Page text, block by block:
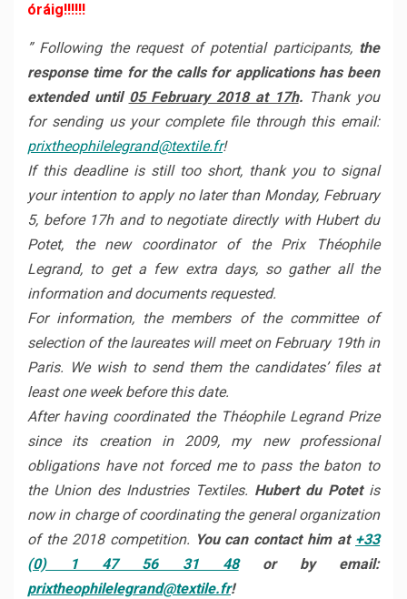
óráig!!!!!!
” Following the request of potential participants, the
response time for the calls for applications has been
extended until 05 February 2018 at 17h. Thank you
for sending us your complete file through this email:
prixtheophilelegrand@textile.fr!
If this deadline is still too short, thank you to signal
your intention to apply no later than Monday, February
5, before 17h and to negotiate directly with Hubert du
Potet, the new coordinator of the Prix Théophile
Legrand, to get a few extra days, so gather all the
information and documents requested.
For information, the members of the committee of
selection of the laureates will meet on February 19th in
Paris. We wish to send them the candidates’ files at
least one week before this date.
After having coordinated the Théophile Legrand Prize
since its creation in 2009, my new professional
obligations have not forced me to pass the baton to
the Union des Industries Textiles. Hubert du Potetis
now in charge of coordinating the general organization
of the 2018 competition. You can contact him at +33
(0) 1 47 56 31 48or by email:
prixtheophilelegrand@textile.fr!